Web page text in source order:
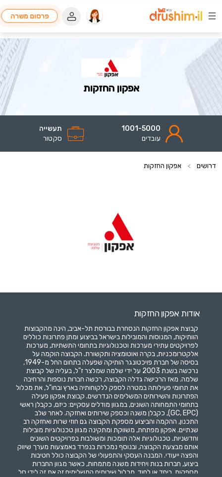
פרסום משרה
אפקון החזקות
1001-5000
עובדים
תעשייה
סקטור
דרושים > אפקון החזקות
אודות אפקון החזקות
קבוצת אפקון החזקות הנסחרת בבורסת תל-אביב, הינה מהקבוצות
הוותיקות, המנוסות והמובילות בישראל בביצוע ומתן פתרונות כוללים
לפרויקטים עתירי מערכות וטכנולוגיות בתחומי התשתיות, מערכות
אלקטרומכניות, בקרה ואוטומציה ותקשורת. הקבוצה הוקמה על
בסיסה של חברת פויכטונגר הותיקה שפעלה בתחום החל מ-1949,
נרכשה בשנת 2003 על ידי שלמה שמלצר ז"ל, בעליה של קבוצת
שלמה. מאז הרכישה גדלה הקבוצה, רכשה חברות נוספות והרחיבה
את תחומי פעילותה במטרה לספק ללקוחותיה בארץ ובחו"ל, את מכלול
הפתרונות והשירותים המשלימים הנדרשים. קבוצת אפקון פעילה
בתחומי התמחותה השונים, במגוון מודלים עסקיים: כיזם, כקבלן ראשי
(GC, EPC), כקבלן משנה וכספק שירותים ואחזקה. לאחר שלב
התכנון, ההקמה והביצוע מספקת הקבוצה גם חוזי שרות ואחזקה רב
שנתיים. אפקון מפתחת, משווקת ומתקינה מגוון טכנולוגיות מובילות
וחדשניות. טכנולוגיות אלה תומכות ומשולבות בפרויקטים השונים
אותם מבצעת הקבוצה, ובנוסף נמכרות בנפרד באמצעות מערך שיווק
והפצה ייעודי. המבנה העסקי והתפעולי של הקבוצה כולל חטיבות
ביצוע, חברות בנות ויחידות משנה מתמחות, כאשר מגוון החברות
מספקות, ביחד או לחוד, מכלול שירותים המשלימים זה את זה לידי סל